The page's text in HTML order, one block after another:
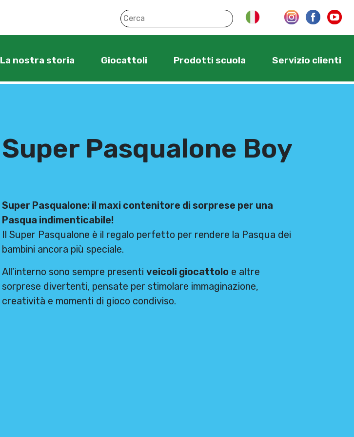
La nostra storia Giocattoli Prodotti scuola Servizio clienti
Super Pasqualone Boy
Super Pasqualone: il maxi contenitore di sorprese per una
Pasqua indimenticabile!
Il Super Pasqualone è il regalo perfetto per rendere la Pasqua dei
bambini ancora più speciale.
All’interno sono sempre presenti veicoli giocattolo e altre
sorprese divertenti, pensate per stimolare immaginazione,
creatività e momenti di gioco condiviso.